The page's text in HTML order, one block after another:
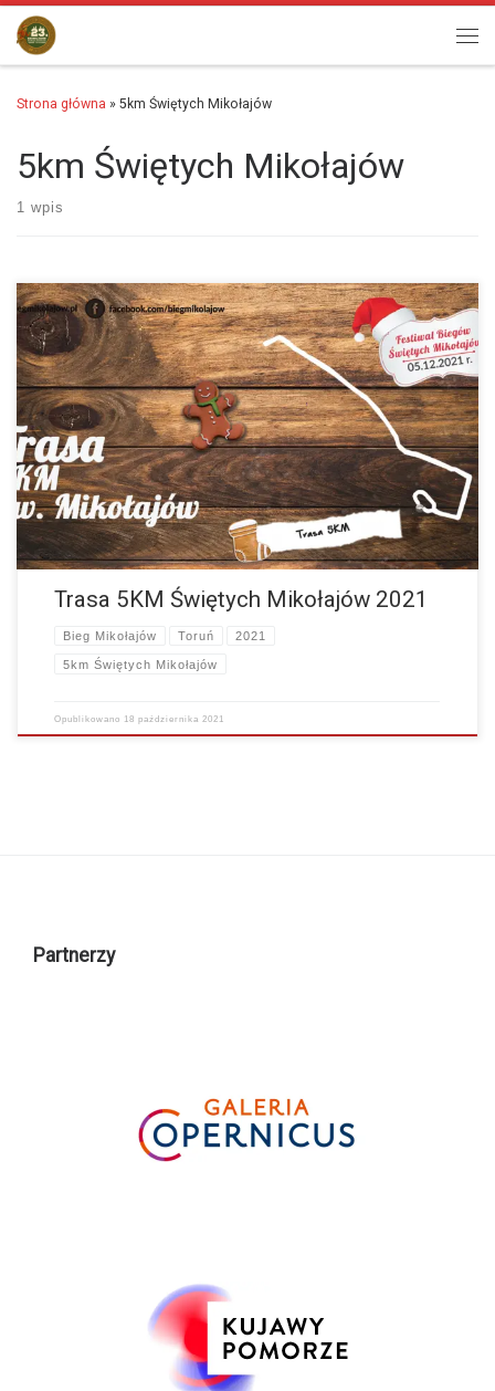
Przejdź do treści
Strona główna » 5km Świętych Mikołajów
5km Świętych Mikołajów
1 wpis
Witajcie ! Dziś prezentujemy ostatnią z tegorocznych tras. Jest to
najkrótszy dystans 5km przeznaczony na Bieg Mikołajów na dystansie
5km oraz 5km Nordic Walking. Trasa…więcej
Trasa 5KM Świętych Mikołajów 2021
Bieg Mikołajów Toruń 2021
5km Świętych Mikołajów
Opublikowano 18 października 2021
Partnerzy